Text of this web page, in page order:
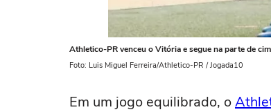
Athletico-PR venceu o Vitória e segue na parte de
Foto: Luis Miguel Ferreira/Athletico-PR / Jogada10
Em um jogo equilibrado, o